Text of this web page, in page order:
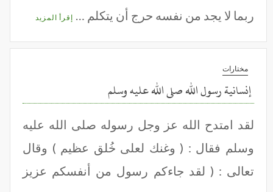
ربما لا يجد من نفسه حرج أن يتكلم … إقرأ المزيد
مختارات
إنسانية رسول الله صلى الله عليه وسلم
لقد امتدح الله عز وجل رسوله صلى الله عليه
وسلم فقال : ( وغنك لعلى خُلق عظيم ) وقال
تعالى : ( لقد جاءكم رسول من أنفسكم عزيز